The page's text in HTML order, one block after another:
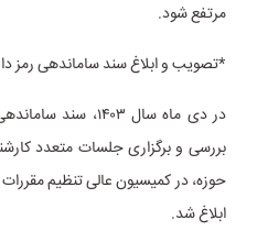
مرتفع شود.
*تصویب و ابلاغ سند ساماندهی رمز
در دی ماه سال
بررسی و برگزاری جلسات متعدد
حوزه، در کمیسیون عالی تنظیم
ابلاغ شد.